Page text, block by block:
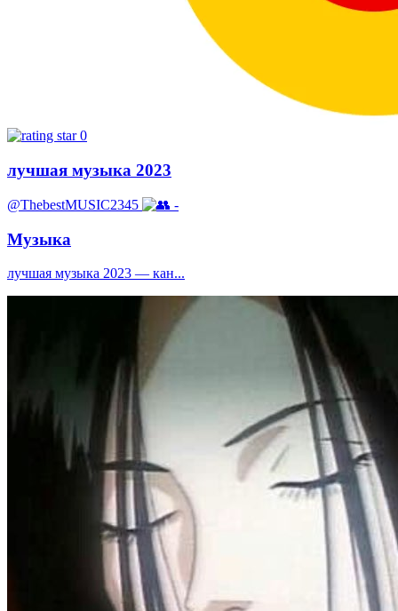
0
лучшая музыка 2023
@ThebestMUSIC2345 -
Музыка
лучшая музыка 2023 — кан...